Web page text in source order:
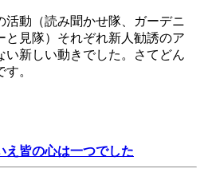
活動（読み聞かせ隊、ガーデニ
と見隊）それぞれ新人勧誘のア
い新しい動きでした。さてどん
。
え皆の心は一つでした